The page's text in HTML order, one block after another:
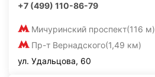
+7 (499) 110-86-79
Мичуринский проспект(116 м)
Пр-т Вернадского(1,49 км)
ул. Удальцова, 60